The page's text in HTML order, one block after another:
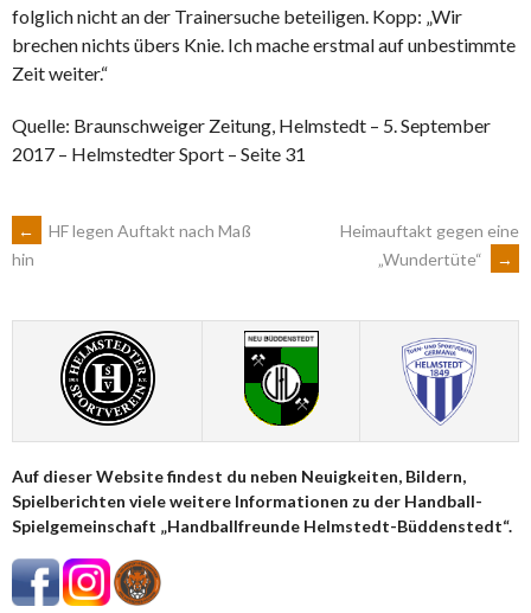
folglich nicht an der Trainersuche beteiligen. Kopp: „Wir
brechen nichts übers Knie. Ich mache erstmal auf unbestimmte
Zeit weiter.“
Quelle: Braunschweiger Zeitung, Helmstedt – 5. September
2017 – Helmstedter Sport – Seite 31
ARTIKEL-
NAVIGATION
←
HF legen Auftakt nach Maß
hin
Heimauftakt gegen eine
„Wundertüte“
→
Auf dieser Website findest du neben Neuigkeiten, Bildern,
Spielberichten viele weitere Informationen zu der Handball-
Spielgemeinschaft „Handballfreunde Helmstedt-Büddenstedt“.